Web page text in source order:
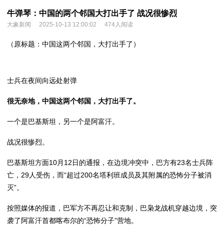
牛弹琴：中国的两个邻国大打出手了 战况很惨烈
大象新闻 2025-10-13 12:00:02 474人阅读
（原标题：中国这两个邻国，大打出手了）
士兵在夜间向远处射弹
很无奈地，中国这两个邻国，大打出手了。
一个是巴基斯坦，另一个是阿富汗。
战况很惨烈。
巴基斯坦方面10月12日的通报，在边境冲突中，巴方有23名士兵阵
亡，29人受伤，而“超过200名塔利班成员及其附属的恐怖分子被消
灭”。
按照媒体的报道，巴军方不再忍让和克制，巴枭龙战机穿越边境，突
袭了阿富汗首都喀布尔的“恐怖分子”营地。